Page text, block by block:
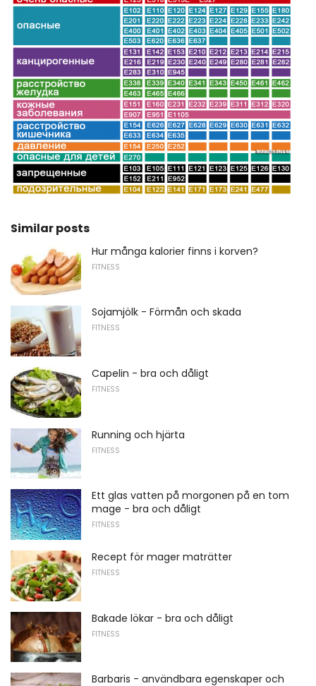
Similar posts
Hur många kalorier finns i korven?
FITNESS
Sojamjölk - Förmån och skada
FITNESS
Capelin - bra och dåligt
FITNESS
Running och hjärta
FITNESS
Ett glas vatten på morgonen på en tom
mage - bra och dåligt
FITNESS
Recept för mager maträtter
FITNESS
Bakade lökar - bra och dåligt
FITNESS
Barbaris - användbara egenskaper och